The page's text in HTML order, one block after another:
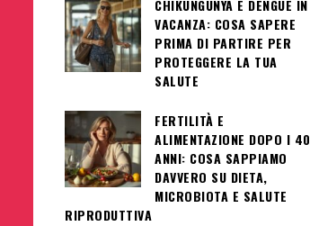
CHIKUNGUNYA E DENGUE IN
VACANZA: COSA SAPERE
PRIMA DI PARTIRE PER
PROTEGGERE LA TUA
SALUTE
FERTILITÀ E
ALIMENTAZIONE DOPO I 40
ANNI: COSA SAPPIAMO
DAVVERO SU DIETA,
MICROBIOTA E SALUTE
RIPRODUTTIVA